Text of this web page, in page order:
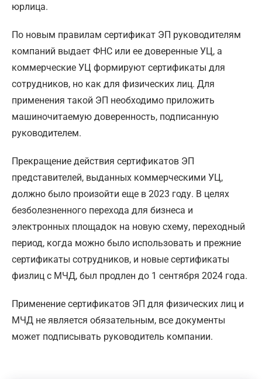
юрлица.
По новым правилам сертификат ЭП руководителям
компаний выдает ФНС или ее доверенные УЦ, а
коммерческие УЦ формируют сертификаты для
сотрудников, но как для физических лиц. Для
применения такой ЭП необходимо приложить
машиночитаемую доверенность, подписанную
руководителем.
Прекращение действия сертификатов ЭП
представителей, выданных коммерческими УЦ,
должно было произойти еще в 2023 году. В целях
безболезненного перехода для бизнеса и
электронных площадок на новую схему, переходный
период, когда можно было использовать и прежние
сертификаты сотрудников, и новые сертификаты
физлиц с МЧД, был продлен до 1 сентября 2024 года.
Применение сертификатов ЭП для физических лиц и
МЧД не является обязательным, все документы
может подписывать руководитель компании.